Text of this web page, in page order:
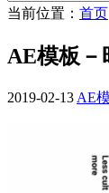
当前位置： 首页
AE模板－
2019-02-13 AE